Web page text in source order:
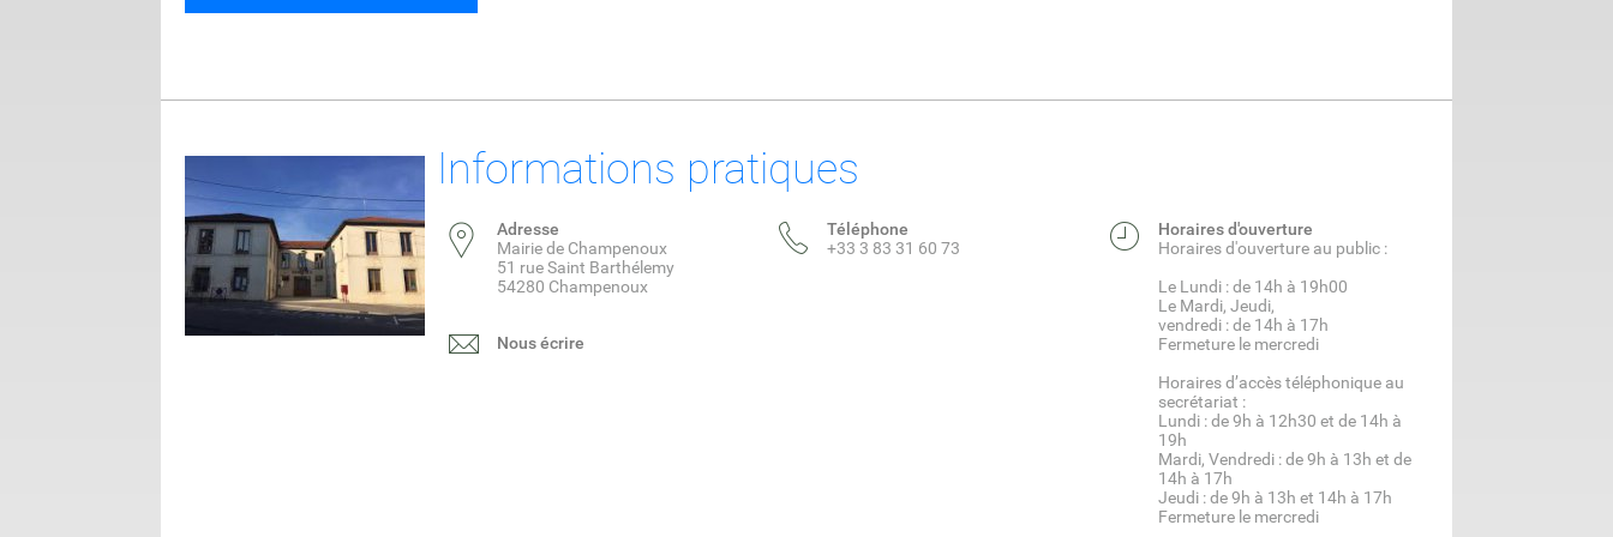
Informations pratiques
Adresse
Mairie de Champenoux
51 rue Saint Barthélemy
54280 Champenoux
Nous écrire
Téléphone
+33 3 83 31 60 73
Horaires d'ouverture
Horaires d'ouverture au public :
Le Lundi : de 14h à 19h00
Le Mardi, Jeudi,
vendredi : de 14h à 17h
Fermeture le mercredi
Horaires d’accès téléphonique au
secrétariat :
Lundi : de 9h à 12h30 et de 14h à
19h
Mardi, Vendredi : de 9h à 13h et de
14h à 17h
Jeudi : de 9h à 13h et 14h à 17h
Fermeture le mercredi